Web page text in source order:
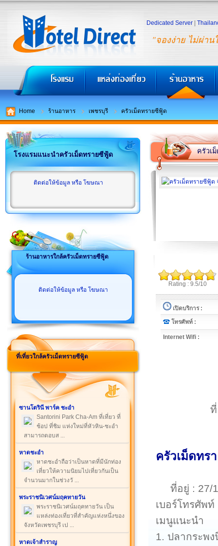
"จองง่าย ไม่ผ่าน
Dedicated Server
Home ร้านอาหาร เพชรบุรี ครัวเม็ดทรายซีฟู้ด
โรงแรมแนะนำครัวเม็ดทรายซีฟู้ด
ติดต่อให้ข้อมูล หรือ โฆษณา
ร้านอาหารใกล้ครัวเม็ดทรายซีฟู้ด
ติดต่อให้ข้อมูล หรือ โฆษณา
ที่เที่ยวใกล้ครัวเม็ดทรายซีฟู้ด
ซานโตรินี พาร์ค ชะอำ
Santorini Park Cha-Am ที่เที่ยว ที่
ช้อป ที่ชิม แห่งใหม่ที่หัวหิน-ชะอำ
สามารถตอบส ...
หาดชะอำ
หาดชะอำถือว่าเป็นหาดที่มีนักท่อง
เที่ยวให้ความนิยมไปเที่ยวกันเป็น
จำนวนมากในช่วงวั ...
พระราชนิเวศน์มฤคทายวัน
พระราชนิเวศน์มฤคทายวัน เป็น
แหล่งท่องเที่ยวที่สำคัญแห่งหนึ่งของ
จังหวัดเพชรบุรี เป ...
หาดเจ้าสำราญ
ครัวเ
Rating : 9.5/10
เปิดบริการ :
โทรศัพท์ :
Internet Wifi :
ครัวเม็ดทร
ที่อยู่ : 27/
เบอร์โทรศัพท์
เมนูแนะนำ
1. ปลากระพ